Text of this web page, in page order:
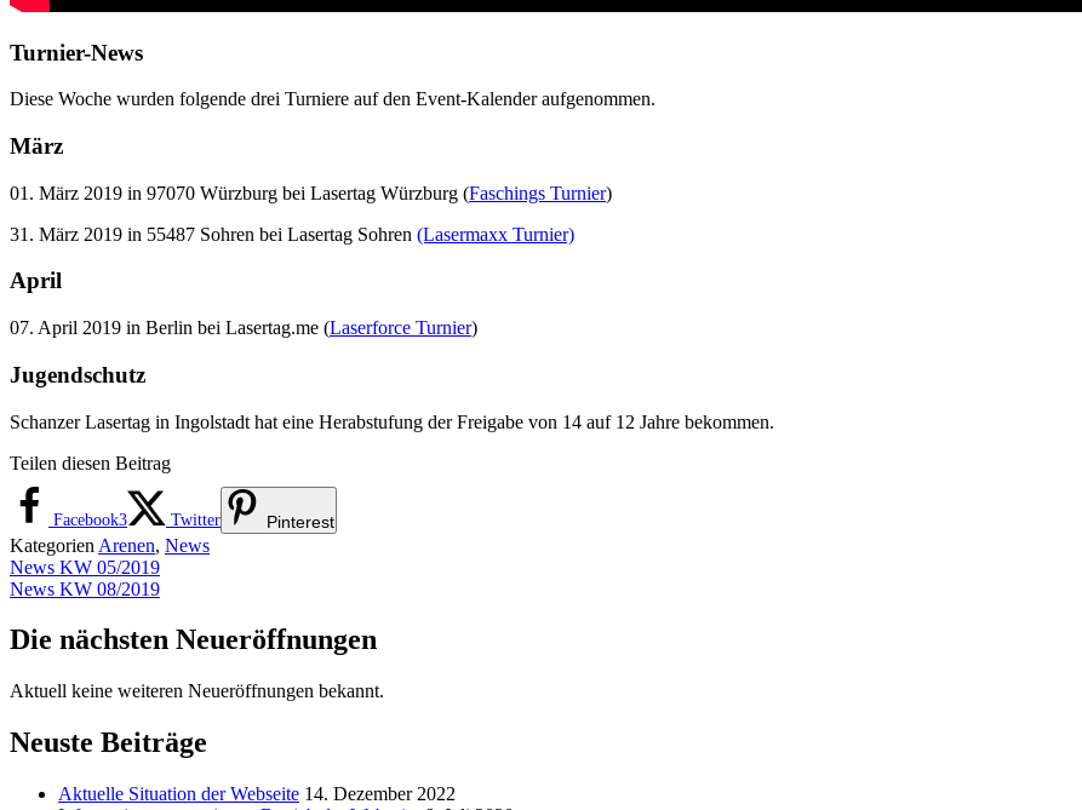
Turnier-News
Diese Woche wurden folgende drei Turniere auf den Event-Kalender aufgenommen.
März
01. März 2019 in 97070 Würzburg bei Lasertag Würzburg (Faschings Turnier)
31. März 2019 in 55487 Sohren bei Lasertag Sohren (Lasermaxx Turnier)
April
07. April 2019 in Berlin bei Lasertag.me (Laserforce Turnier)
Jugendschutz
Schanzer Lasertag in Ingolstadt hat eine Herabstufung der Freigabe von 14 auf 12 Jahre bekommen.
Teilen diesen Beitrag
Facebook3 Twitter Pinterest
Kategorien Arenen, News
News KW 05/2019
News KW 08/2019
Die nächsten Neueröffnungen
Aktuell keine weiteren Neueröffnungen bekannt.
Neuste Beiträge
Aktuelle Situation der Webseite 14. Dezember 2022